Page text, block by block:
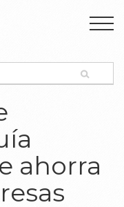
ahorra